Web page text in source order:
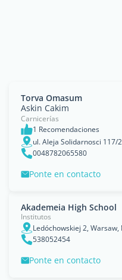
Torva Omasum
Askin Cakim
Carnicerías
1 Recomendaciones
ul. Aleja Solidarnosci 117/
0048782065580
Ponte en contacto
Akademeia High School
Institutos
Ledóchowskiej 2,
538052454
Ponte en contacto